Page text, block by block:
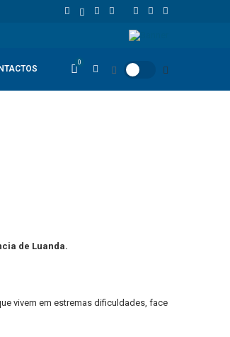
18,8 biliões de euros em 2025 e Alemanha
0
de Luanda.
vivem em estremas dificuldades, face